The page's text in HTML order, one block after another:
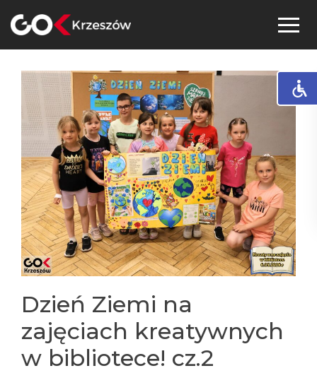
to
Dzień Ziemi na
zajęciach kreatywnych
w bibliotece! cz.2